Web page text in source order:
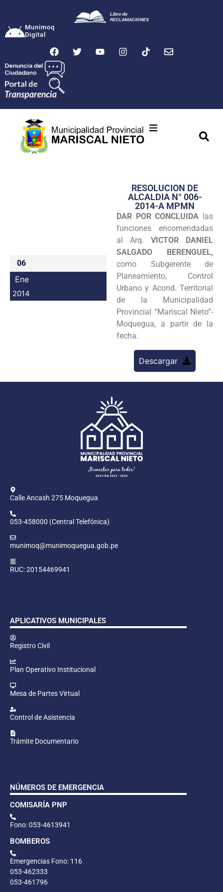
Munimoq
Digital
Transparencia
Seguridad
Programas
Intranet
06
Ene
2014
RESOLUCION DE
ALCALDIA N° 006-
2014-A MPMN
DAR POR CONCLUIDA las
funciones encomendadas
al Arq. VICTOR DANIEL
SALGADO BERENGUEL,
como Subgerente de
Planeamiento, Control
Urbano y Acond. Territorial
de la Municipalidad
Provincial “Mariscal Nieto”-
Moquegua, a partir de la
fecha.
Descargar
Calle Ancash 275 Moquegua
053-458000 (Central Telefónica)
munimoq@munimoquegua.gob.pe
RUC: 20154469941
APLICATIVOS MUNICIPALES
Registro Civil
Plan Operativo Institucional
Mesa de Partes Virtual
Control de Asistencia
Trámite Documentario
NÚMEROS DE EMERGENCIA
COMISARÍA PNP
Fono: 053-4613941
BOMBEROS
Emergencias Fono: 116
053-462333
053-461796